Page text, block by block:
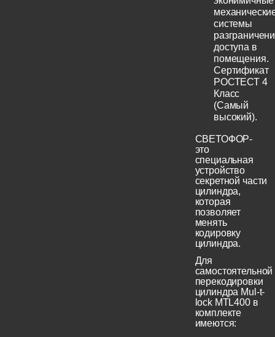
системы
доступа в
помещения.
Сертификат
РОСТЕСТ 4
Класс
(Самый
высокий).
СВЕТОФОР-
это
специальная
устройство
секретной части
цилиндра,
которая
позволяет
менять
кодировку
цилиндра.
Для
самостоятельной
перекодировки
цилиндра Mul-t-
lock MTL400 в
комплекте
имеются: